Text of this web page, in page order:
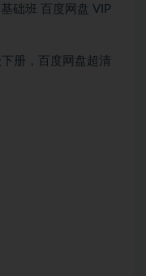
础班 百度网盘 VIP
册，百度网盘超清